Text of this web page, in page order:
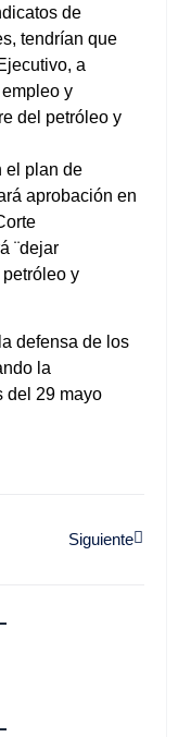
de
tendrían que
a
y
del petróleo y
el plan de
aprobación en
¨dejar
y
defensa de los
la
del 29 mayo
Siguiente